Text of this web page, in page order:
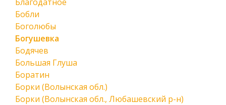
Бобли
Боголюбы
Богушевка
Бодячев
Большая Глуша
Боратин
Борки (Волынская обл.)
Борки (Волынская обл., Любашевский р-н)